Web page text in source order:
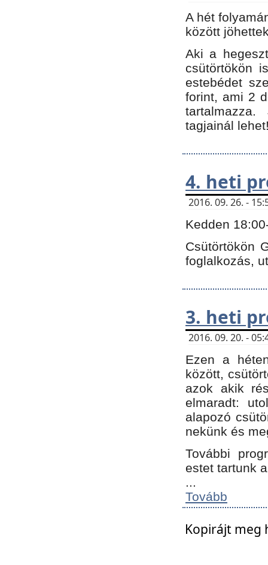
A hét
között
Aki a
csütörtökön
estebédet
forint, ami 2
tartalmazza.
tagjainál
4. heti
2016. 09. 26. -
Kedden
Csütörtökön
foglalkozás,
3. heti
2016. 09. 20. -
Ezen a
között,
azok akik
elmaradt:
alapozó
nekünk és
További
estet tartunk
...
Tovább
Kopirájt meg